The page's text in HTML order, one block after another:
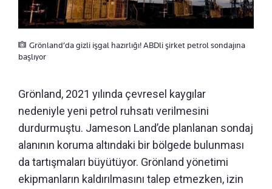
Grönland’da gizli işgal hazırlığı! ABDli şirket petrol sondajına
başlıyor
Grönland, 2021 yılında çevresel kaygılar
nedeniyle yeni petrol ruhsatı verilmesini
durdurmuştu. Jameson Land’de planlanan sondaj
alanının koruma altındaki bir bölgede bulunması
da tartışmaları büyütüyor. Grönland yönetimi
ekipmanların kaldırılmasını talep etmezken, izin